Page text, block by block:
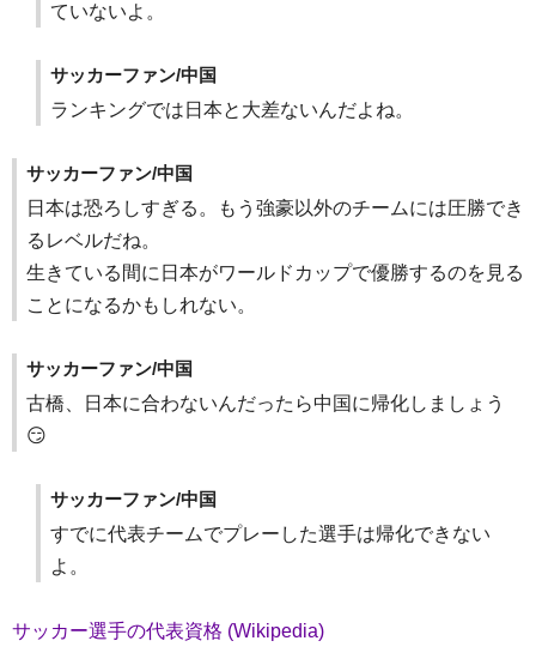
ていないよ。
サッカーファン/中国
ランキングでは日本と大差ないんだよね。
サッカーファン/中国
日本は恐ろしすぎる。もう強豪以外のチームには圧勝でき
るレベルだね。
生きている間に日本がワールドカップで優勝するのを見る
ことになるかもしれない。
サッカーファン/中国
古橋、日本に合わないんだったら中国に帰化しましょう
😏
サッカーファン/中国
すでに代表チームでプレーした選手は帰化できない
よ。
サッカー選手の代表資格 (Wikipedia)